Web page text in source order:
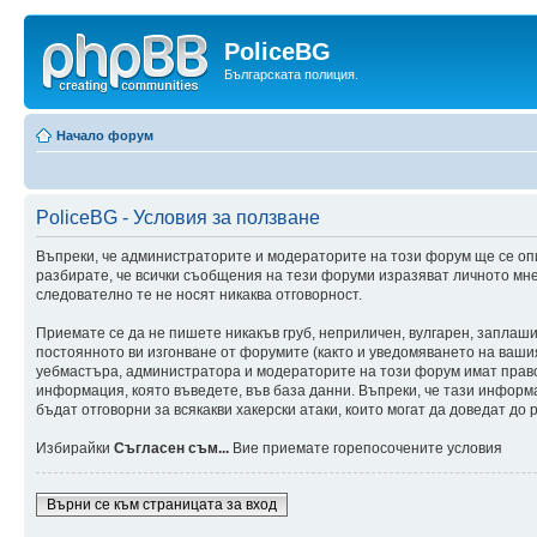
PoliceBG
Българската полиция.
Начало форум
PoliceBG - Условия за ползване
Въпреки, че администраторите и модераторите на този форум ще се
разбирате, че всички съобщения на тези форуми изразяват личното
следователно те не носят никаква отговорност.
Приемате се да не пишете никакъв груб, неприличен, вулгарен,
постоянното ви изгонване от форумите (както и уведомяването на
уебмастъра, администратора и модераторите на този форум имат
информация, която въведете, във база данни. Въпреки, че тази
бъдат отговорни за всякакви хакерски атаки, които могат да доведат до
Избирайки Съгласен съм... Вие приемате горепосочените условия
Върни се към страницата за вход